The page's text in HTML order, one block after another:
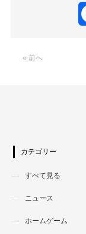
« 前へ
カテゴリー
すべて見る
ニュース
ホームゲーム